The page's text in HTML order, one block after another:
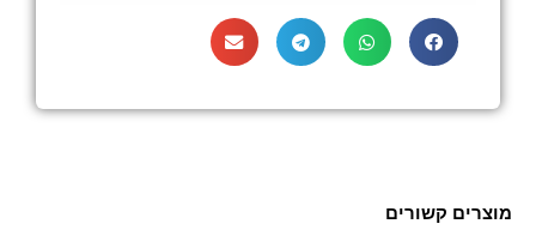
מוצרים קשורים